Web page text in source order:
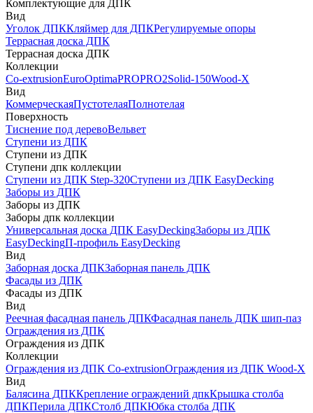
Комплектующие для ДПК
Вид
Уголок ДПККляймер для ДПКРегулируемые опоры
Террасная доска ДПК
Террасная доска ДПК
Коллекции
Co-extrusionEuroOptimaPROPRO2Solid-150Wood-X
Вид
КоммерческаяПустотелаяПолнотелая
Поверхность
Тиснение под деревоВельвет
Ступени из ДПК
Ступени из ДПК
Ступени дпк коллекции
Ступени из ДПК Step-320Ступени из ДПК EasyDecking
Заборы из ДПК
Заборы из ДПК
Заборы дпк коллекции
Универсальная доска ДПК EasyDeckingЗаборы из ДПК
EasyDeckingП-профиль EasyDecking
Вид
Заборная доска ДПКЗаборная панель ДПК
Фасады из ДПК
Фасады из ДПК
Вид
Реечная фасадная панель ДПКФасадная панель ДПК шип-паз
Ограждения из ДПК
Ограждения из ДПК
Коллекции
Ограждения из ДПК Co-extrusionОграждения из ДПК Wood-X
Вид
Балясина ДПККрепление ограждений дпкКрышка столба
ДПКПерила ДПКСтолб ДПКЮбка столба ДПК